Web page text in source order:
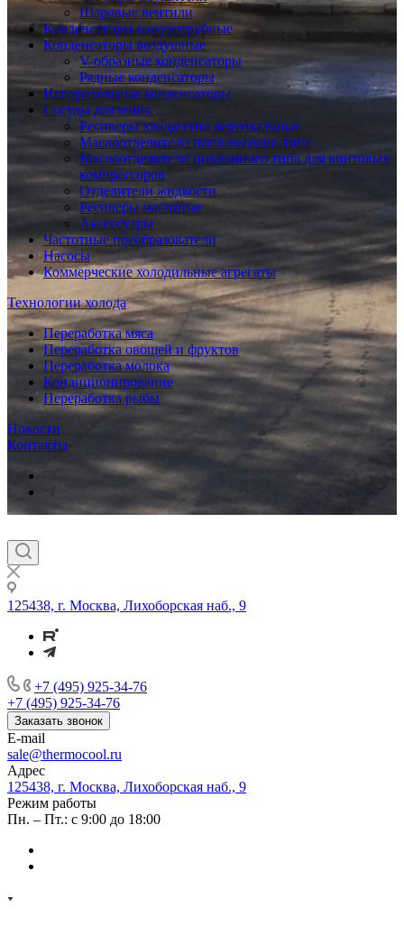
Шаровые вентили
Конденсаторы кожухотрубные
Конденсаторы воздушные
V-образные конденсаторы
Рядные конденсаторы
Испарительные конденсаторы
Сосуды давления
Ресиверы хладагента вертикальные
Маслоотделители поплавкового типа
Маслоотделители циклонного типа для винтовых
компрессоров
Отделители жидкости
Ресиверы масляные
Аксессуары
Частотные преобразователи
Насосы
Коммерческие холодильные агрегаты
Технологии холода
Переработка мяса
Переработка овощей и фруктов
Переработка молока
Кондиционирование
Переработка рыбы
Новости
Контакты
125438, г. Москва, Лихоборская наб., 9
+7 (495) 925-34-76
+7 (495) 925-34-76
Заказать звонок
E-mail
sale@thermocool.ru
Адрес
125438, г. Москва, Лихоборская наб., 9
Режим работы
Пн. – Пт.: с 9:00 до 18:00